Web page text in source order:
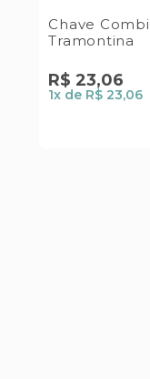
Chave
Tramontina
R$ 23,06
1x de R$ 23,06